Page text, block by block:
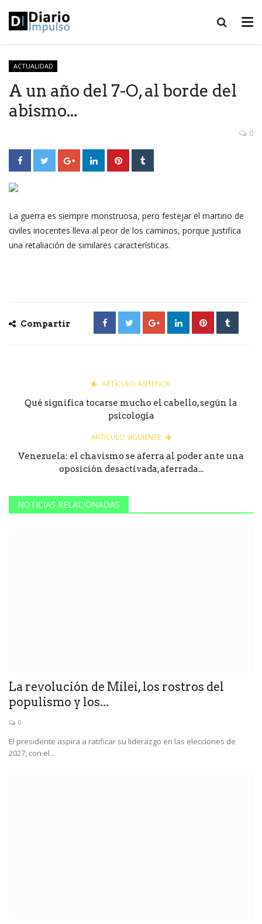
ACTUALIDAD
A un año del 7-O, al borde del
abismo...
0
La guerra es siempre monstruosa, pero festejar el martirio de
civiles inocentes lleva al peor de los caminos, porque justifica
una retaliación de similares características.
Compartir
ARTÍCULO ANTERIOR
Qué significa tocarse mucho el cabello, según la
psicología
ARTÍCULO SIGUIENTE
Venezuela: el chavismo se aferra al poder ante una
oposición desactivada, aferrada...
NOTICIAS RELACIONADAS
La revolución de Milei, los rostros del
populismo y los...
0
El presidente aspira a ratificar su liderazgo en las elecciones de
2027, con el...